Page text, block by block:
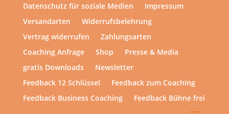
Datenschutz für soziale Medien
Impressum
Versandarten
Widerrufsbelehrung
Vertrag widerrufen
Zahlungsarten
Coaching Anfrage
Shop
Presse & Media
gratis Downloads
Newsletter
Feedback 12 Schlüssel
Feedback zum Coaching
Feedback Business Coaching
Feedback Bühne frei